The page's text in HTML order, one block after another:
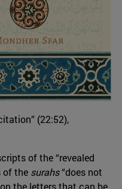
(22:52),
of the “revealed
of the surahs“does not
the letters that can be